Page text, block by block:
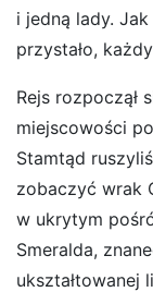
i jedną lady.
przystało,
Rejs rozpoczął
miejscowości
Stamtąd
zobaczyć wrak
w ukrytym
Smeralda,
ukształtowanej